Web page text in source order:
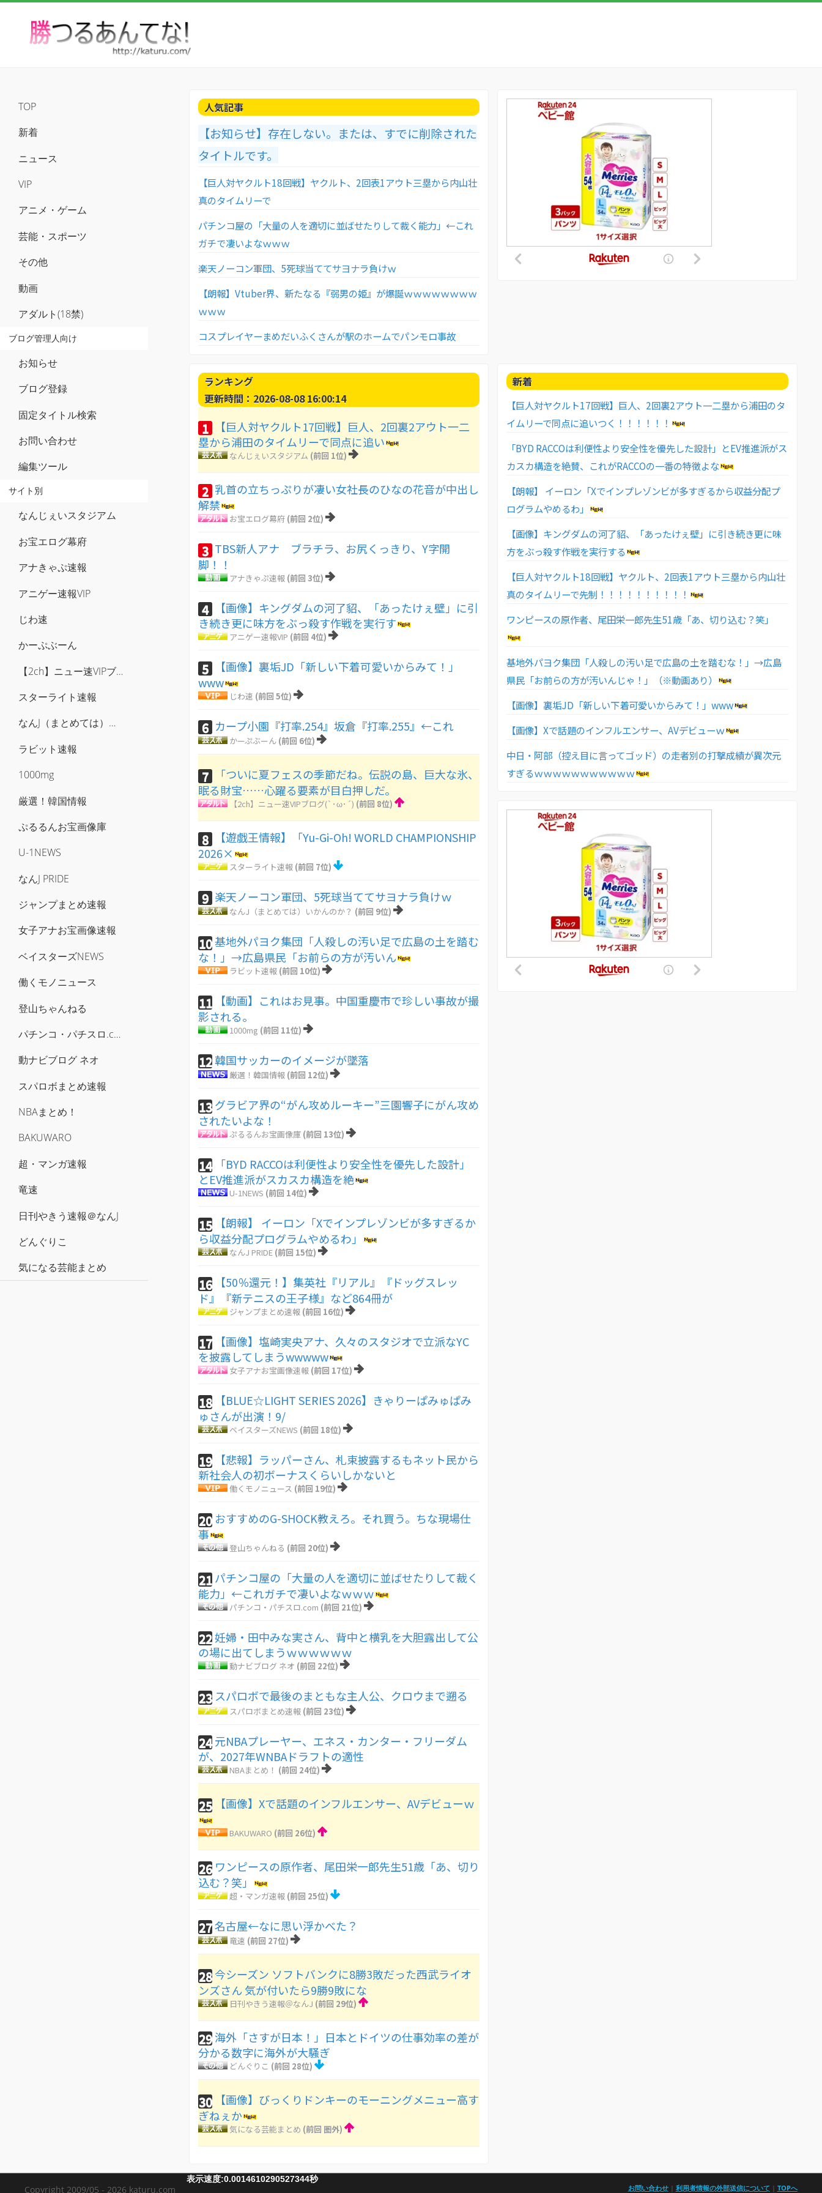
人気記事
【お知らせ】存在しない。または、すでに削除された
タイトルです。
【巨人対ヤクルト18回戦】ヤクルト、2回表1アウト三塁から内山壮
真のタイムリーで
パチンコ屋の「大量の人を適切に並ばせたりして裁く能力」←これ
ガチで凄いよなｗｗｗ
楽天ノーコン軍団、5死球当ててサヨナラ負けｗ
【朗報】Vtuber界、新たなる『弱男の姫』が爆誕ｗｗｗｗｗｗｗｗ
ｗｗｗ
コスプレイヤーまめだいふくさんが駅のホームでパンモロ事故
ランキング
更新時間：2026-08-08 16:00:14
1
【巨人対ヤクルト17回戦】巨人、2回裏2アウト一二
塁から浦田のタイムリーで同点に追い
なんじぇいスタジアム (前回 1位)
2 乳首の立ちっぷりが凄い女社長のひなの花音が中出し
解禁
お宝エログ幕府 (前回 2位)
3 TBS新人アナ ブラチラ、お尻くっきり、Y字開
脚！！
アナきゃぷ速報 (前回 3位)
4
【画像】キングダムの河了貂、「あったけぇ壁」に引
き続き更に味方をぶっ殺す作戦を実行す
アニゲー速報VIP (前回 4位)
5
【画像】裏垢JD「新しい下着可愛いからみて！」
www
じわ速 (前回 5位)
6 カープ小園『打率.254』坂倉『打率.255』←これ
かーぷぶーん (前回 6位)
7
「ついに夏フェスの季節だね。伝説の島、巨大な氷、
眠る財宝……心躍る要素が目白押しだ。
【2ch】ニュー速VIPブログ(`･ω･´) (前回 8位)
8
【遊戯王情報】「Yu-Gi-Oh! WORLD CHAMPIONSHIP
2026×
スターライト速報 (前回 7位)
9 楽天ノーコン軍団、5死球当ててサヨナラ負けｗ
なんJ（まとめては）いかんのか？ (前回 9位)
10基地外パヨク集団「人殺しの汚い足で広島の土を踏む
な！」→広島県民「お前らの方が汚いん
ラビット速報 (前回 10位)
11
【動画】これはお見事。中国重慶市で珍しい事故が撮
影される。
1000mg (前回 11位)
12韓国サッカーのイメージが墜落
厳選！韓国情報 (前回 12位)
13 グラビア界の“がん攻めルーキー”三園響子にがん攻め
されたいよな！
ぷるるんお宝画像庫 (前回 13位)
14 「BYD RACCOは利便性より安全性を優先した設計」
とEV推進派がスカスカ構造を絶
U-1NEWS (前回 14位)
15
【朗報】 イーロン「Xでインプレゾンビが多すぎるか
ら収益分配プログラムやめるわ」
なんJ PRIDE (前回 15位)
16
【50％還元！】集英社『リアル』『ドッグスレッ
ド』『新テニスの王子様』など864冊が
ジャンプまとめ速報 (前回 16位)
17
【画像】塩崎実央アナ、久々のスタジオで立派なYC
を披露してしまうwwwww
女子アナお宝画像速報 (前回 17位)
18
【BLUE☆LIGHT SERIES 2026】きゃりーぱみゅぱみ
ゅさんが出演！9/
ベイスターズNEWS (前回 18位)
19
【悲報】ラッパーさん、札束披露するもネット民から
新社会人の初ボーナスくらいしかないと
働くモノニュース (前回 19位)
20 おすすめのG-SHOCK教えろ。それ買う。ちな現場仕
事
登山ちゃんねる (前回 20位)
21 パチンコ屋の「大量の人を適切に並ばせたりして裁く
能力」←これガチで凄いよなｗｗｗ
パチンコ・パチスロ.com (前回 21位)
22妊婦・田中みな実さん、背中と横乳を大胆露出して公
の場に出てしまうｗｗｗｗｗｗ
動ナビブログ ネオ (前回 22位)
23 スパロボで最後のまともな主人公、クロウまで遡る
スパロボまとめ速報 (前回 23位)
24 元NBAプレーヤー、エネス・カンター・フリーダム
が、2027年WNBAドラフトの適性
NBAまとめ！ (前回 24位)
25 【画像】Xで話題のインフルエンサー、AVデビューｗ
BAKUWARO (前回 26位)
26 ワンピースの原作者、尾田栄一郎先生51歳「あ、切り
込む？笑」
超・マンガ速報 (前回 25位)
27名古屋←なに思い浮かべた？
竜速 (前回 27位)
28 今シーズン ソフトバンクに8勝3敗だった西武ライオ
ンズさん 気が付いたら9勝9敗にな
日刊やきう速報＠なんJ (前回 29位)
29 海外「さすが日本！」日本とドイツの仕事効率の差が
分かる数字に海外が大騒ぎ
どんぐりこ (前回 28位)
30
【画像】びっくりドンキーのモーニングメニュー高す
ぎねぇか
気になる芸能まとめ (前回 圏外)
新着
【巨人対ヤクルト17回戦】巨人、2回裏2アウト一二塁から浦田のタ
イムリーで同点に追いつく！！！！！！
「BYD RACCOは利便性より安全性を優先した設計」とEV推進派がス
カスカ構造を絶賛、これがRACCOの一番の特徴よな
【朗報】 イーロン「Xでインプレゾンビが多すぎるから収益分配プ
ログラムやめるわ」
【画像】キングダムの河了貂、「あったけぇ壁」に引き続き更に味
方をぶっ殺す作戦を実行する
【巨人対ヤクルト18回戦】ヤクルト、2回表1アウト三塁から内山壮
真のタイムリーで先制！！！！！！！！！！
ワンピースの原作者、尾田栄一郎先生51歳「あ、切り込む？笑」
基地外パヨク集団「人殺しの汚い足で広島の土を踏むな！」→広島
県民「お前らの方が汚いんじゃ！」（※動画あり）
【画像】裏垢JD「新しい下着可愛いからみて！」www
【画像】Xで話題のインフルエンサー、AVデビューｗ
中日・阿部（控え目に言ってゴッド）の走者別の打撃成績が異次元
すぎるｗｗｗｗｗｗｗｗｗｗｗ
TOP
新着
ニュース
VIP
アニメ・ゲーム
芸能・スポーツ
その他
動画
アダルト(18禁)
ブログ管理人向け
お知らせ
ブログ登録
固定タイトル検索
お問い合わせ
編集ツール
サイト別
なんじぇいスタジアム
お宝エログ幕府
アナきゃぷ速報
アニゲー速報VIP
じわ速
かーぷぶーん
【2ch】ニュー速VIPブログ(`･ω･´)
スターライト速報
なんJ（まとめては）いかんのか？
ラビット速報
1000mg
厳選！韓国情報
ぷるるんお宝画像庫
U-1NEWS
なんJ PRIDE
ジャンプまとめ速報
女子アナお宝画像速報
ベイスターズNEWS
働くモノニュース
登山ちゃんねる
パチンコ・パチスロ.com
動ナビブログ ネオ
スパロボまとめ速報
NBAまとめ！
BAKUWARO
超・マンガ速報
竜速
日刊やきう速報＠なんJ
どんぐりこ
気になる芸能まとめ
Copyright 2009/05 - 2026 katuru.com お問い合わせ| 利用者情報の外部送信について | TOPへ
表示速度:0.0014610290527344秒